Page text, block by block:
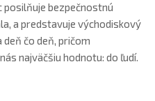
posilňuje bezpečnostnú
a predstavuje východiskový
čo deň, pričom
najväčšiu hodnotu: do ľudí.